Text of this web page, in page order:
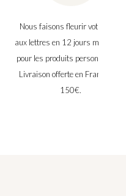
Nous faisons fleurir votre boîte
aux lettres en 12 jours
pour les produits personnalisés.
Livraison offerte en France dès
150€.